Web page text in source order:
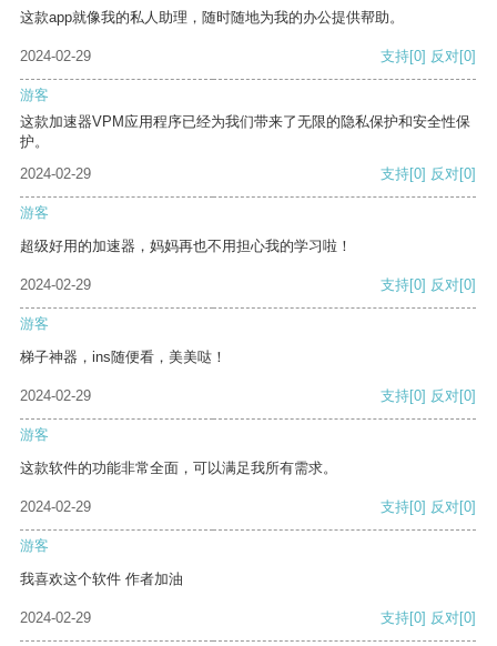
这款app就像我的私人助理，随时随地为我的办公提供帮助。
2024-02-29 支持[0] 反对[0]
游客
这款加速器VPM应用程序已经为我们带来了无限的隐私保护和安全性保
护。
2024-02-29
支持[0] 反对[0]
游客
超级好用的加速器，妈妈再也不用担心我的学习啦！
2024-02-29 支持[0] 反对[0]
游客
梯子神器，ins随便看，美美哒！
2024-02-29 支持[0] 反对[0]
游客
这款软件的功能非常全面，可以满足我所有需求。
2024-02-29 支持[0] 反对[0]
游客
我喜欢这个软件 作者加油
2024-02-29 支持[0] 反对[0]